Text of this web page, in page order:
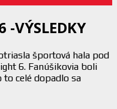
-VÝSLEDKY
športová hala pod
6. Fanúšikovia boli
to celé dopadlo sa